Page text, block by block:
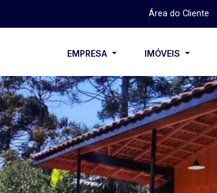
Área do Cliente
EMPRESA IMÓVEIS